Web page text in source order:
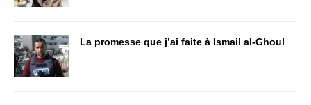
La promesse que j’ai faite à Ismail al-Ghoul